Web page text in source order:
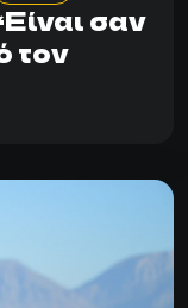
σαν
τον